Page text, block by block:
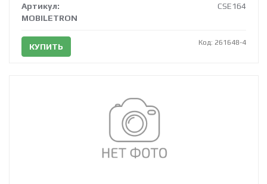
Артикул:
CSE164
MOBILETRON
КУПИТЬ Код: 261648-4